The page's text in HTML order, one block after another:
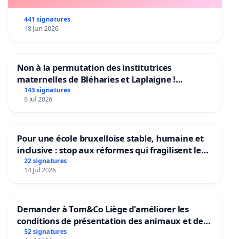
441 signatures
18 Jun 2026
Non à la permutation des institutrices
maternelles de Bléharies et Laplaigne !
Préservons la stabilité de nos enfants.
143 signatures
6 Jul 2026
Pour une école bruxelloise stable, humaine et
inclusive : stop aux réformes qui fragilisent le
primaire
22 signatures
14 Jul 2026
Demander à Tom&Co Liège d’améliorer les
conditions de présentation des animaux et de
mettre fin à la vente d’animaux en magasin
52 signatures